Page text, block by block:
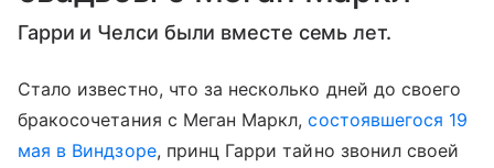
Гарри и Челси были вместе семь лет.
Стало известно, что за несколько дней до своего
бракосочетания с Меган Маркл,состоявшегося 19
мая в Виндзоре, принц Гарри тайно звонил своей